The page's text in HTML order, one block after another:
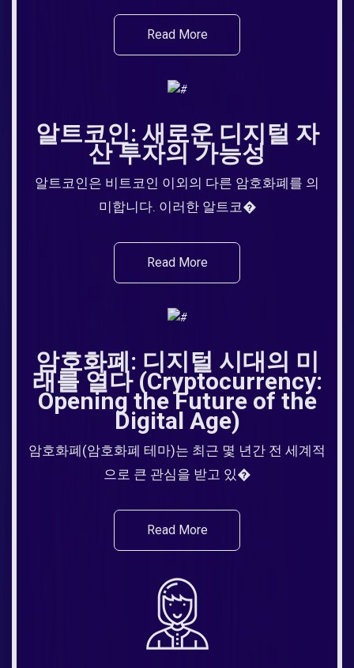
Read More
알트코인: 새로운 디지털 자
산 투자의 가능성
알트코인은 비트코인 이외의 다른 암호화폐를 의
미합니다. 이러한 알트코�
Read More
암호화폐: 디지털 시대의 미
래를 열다 (Cryptocurrency:
Opening the Future of the
Digital Age)
암호화폐(암호화폐 테마)는 최근 몇 년간 전 세계적
으로 큰 관심을 받고 있�
Read More